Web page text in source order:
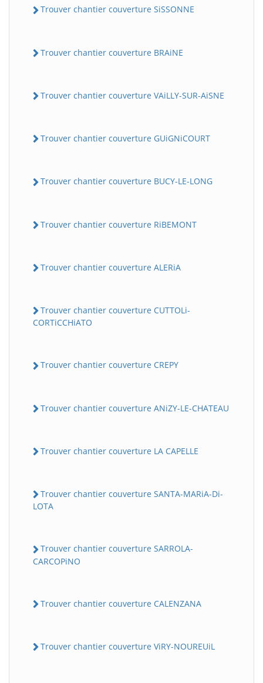
Trouver chantier couverture SiSSONNE
Trouver chantier couverture BRAiNE
Trouver chantier couverture VAiLLY-SUR-AiSNE
Trouver chantier couverture GUiGNiCOURT
Trouver chantier couverture BUCY-LE-LONG
Trouver chantier couverture RiBEMONT
Trouver chantier couverture ALERiA
Trouver chantier couverture CUTTOLi-
CORTiCCHiATO
Trouver chantier couverture CREPY
Trouver chantier couverture ANiZY-LE-CHATEAU
Trouver chantier couverture LA CAPELLE
Trouver chantier couverture SANTA-MARiA-Di-
LOTA
Trouver chantier couverture SARROLA-
CARCOPiNO
Trouver chantier couverture CALENZANA
Trouver chantier couverture ViRY-NOUREUiL